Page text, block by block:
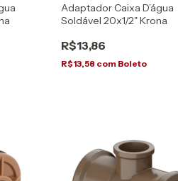
Adaptador Caixa D’água
Soldável 20x1/2" Krona
R$13,86
R$13,58 com Boleto